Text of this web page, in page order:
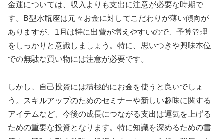
金運については、収入よりも支出に注意が必要な時期で
す。B型水瓶座は元々お金に対してこだわりが薄い傾向が
ありますが、1月は特に出費が増えやすいので、予算管理
をしっかりと意識しましょう。特に、思いつきや興味本位
での無駄な買い物には注意が必要です。
しかし、自己投資には積極的にお金を使うと良いでしょ
う。スキルアップのためのセミナーや新しい趣味に関する
アイテムなど、今後の成長につながる支出は運気を上げる
ための重要な投資となります。特に知識を深めるための書